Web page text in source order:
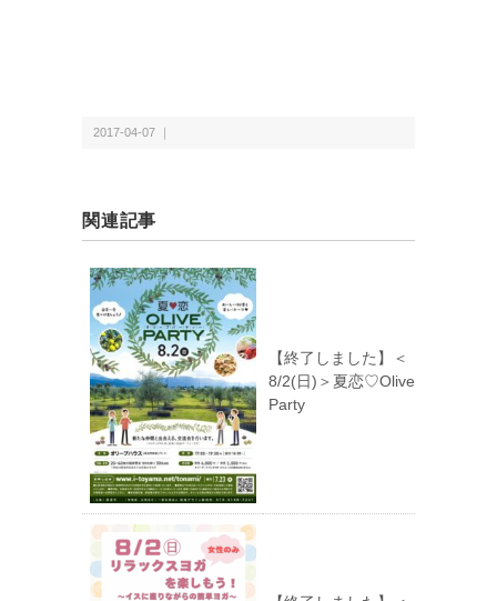
2017-04-07 ｜
関連記事
【終了しました】＜
8/2(日)＞夏恋♡Olive
Party